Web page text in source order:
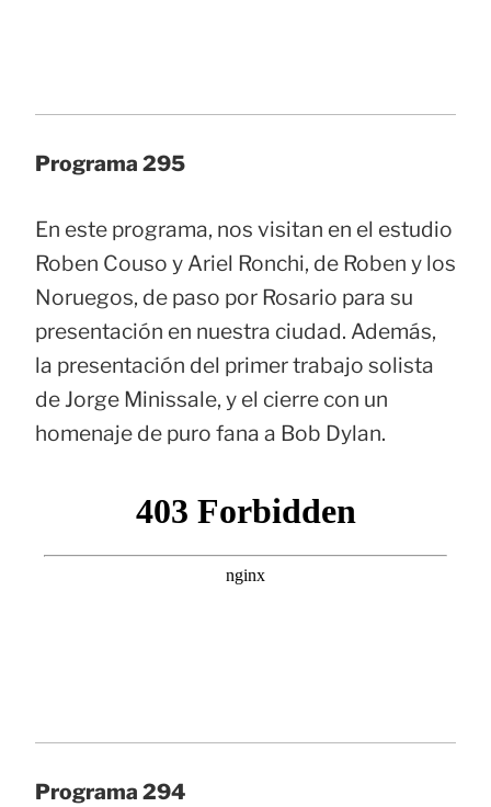
Programa 295
En este programa, nos visitan en el estudio
Roben Couso y Ariel Ronchi, de Roben y los
Noruegos, de paso por Rosario para su
presentación en nuestra ciudad. Además,
la presentación del primer trabajo solista
de Jorge Minissale, y el cierre con un
homenaje de puro fana a Bob Dylan.
Programa 294